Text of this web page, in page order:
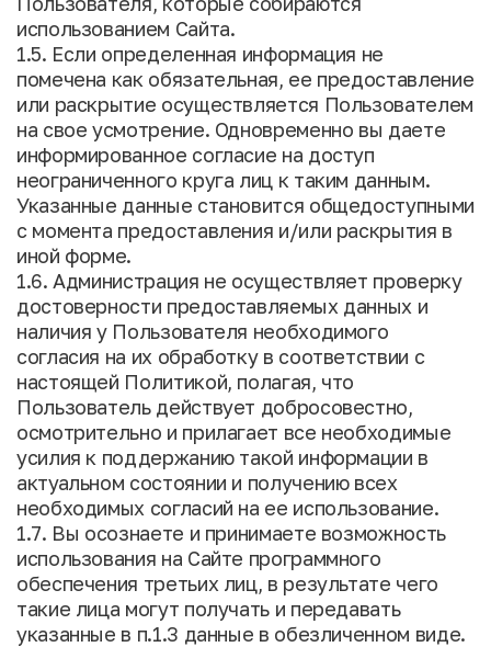
использованием Сайта.
1.5. Если определенная информация не
помечена как обязательная, ее предоставление
или раскрытие осуществляется Пользователем
на свое усмотрение. Одновременно вы даете
информированное согласие на доступ
неограниченного круга лиц к таким данным.
Указанные данные становится общедоступными
с момента предоставления и/или раскрытия в
иной форме.
1.6. Администрация не осуществляет проверку
достоверности предоставляемых данных и
наличия у Пользователя необходимого
согласия на их обработку в соответствии с
настоящей Политикой, полагая, что
Пользователь действует добросовестно,
осмотрительно и прилагает все необходимые
усилия к поддержанию такой информации в
актуальном состоянии и получению всех
необходимых согласий на ее использование.
1.7. Вы осознаете и принимаете возможность
использования на Сайте программного
обеспечения третьих лиц, в результате чего
такие лица могут получать и передавать
указанные в п.1.3 данные в обезличенном виде.